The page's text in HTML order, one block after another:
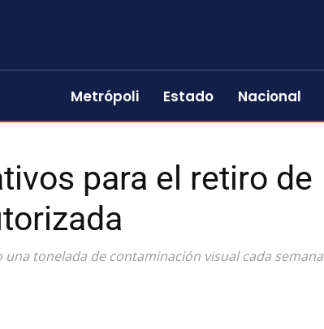
Metrópoli Estado Nacional
para el retiro de
tonelada de contaminación visual cada semana